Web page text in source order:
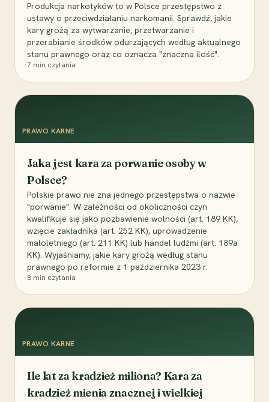
Produkcja narkotyków to w Polsce przestępstwo z
ustawy o przeciwdziałaniu narkomanii. Sprawdź, jakie
kary grożą za wytwarzanie, przetwarzanie i
przerabianie środków odurzających według aktualnego
stanu prawnego oraz co oznacza "znaczna ilość".
7 min czytania
PRAWO KARNE
Jaka jest kara za porwanie osoby w
Polsce?
Polskie prawo nie zna jednego przestępstwa o nazwie
"porwanie". W zależności od okoliczności czyn
kwalifikuje się jako pozbawienie wolności (art. 189 KK),
wzięcie zakładnika (art. 252 KK), uprowadzenie
małoletniego (art. 211 KK) lub handel ludźmi (art. 189a
KK). Wyjaśniamy, jakie kary grożą według stanu
prawnego po reformie z 1 października 2023 r.
8 min czytania
PRAWO KARNE
Ile lat za kradzież miliona? Kara za
kradzież mienia znacznej i wielkiej